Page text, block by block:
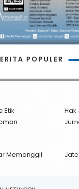
POPULER
Etik
Hak
Memanggil